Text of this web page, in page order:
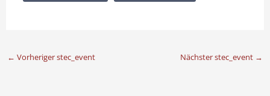
← Vorheriger stec_event Nächster stec_event →